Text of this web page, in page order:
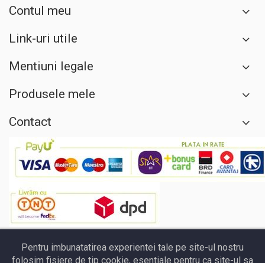
Contul meu
Link-uri utile
Mentiuni legale
Produsele mele
Contact
Pentru imbunatatirea experientei tale pe site-ul nostru
folosim fisiere de tip cookie, esentiale pentru ca site-ul sa